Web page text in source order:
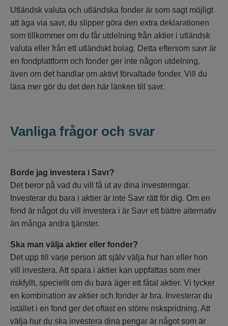
Utländsk valuta och utländska fonder är som sagt möjligt
att äga via savr, du slipper göra den extra deklarationen
som tillkommer om du får utdelning från aktier i utländsk
valuta eller från ett utländskt bolag. Detta eftersom savr är
en fondplattform och fonder ger inte någon utdelning,
även om det handlar om aktivt förvaltade fonder. Vill du
läsa mer gör du det den här länken till savr.
Vanliga frågor och svar
Borde jag investera i Savr?
Det beror på vad du vill få ut av dina investeringar.
Investerar du bara i aktier är inte Savr rätt för dig. Om en
fond är något du vill investera i är Savr ett bättre alternativ
än många andra tjänster.
Ska man välja aktier eller fonder?
Det upp till varje person att själv välja hur han eller hon
vill investera. Att spara i aktier kan uppfattas som mer
riskfyllt, speciellt om du bara äger ett fåtal aktier. Vi tycker
en kombination av aktier och fonder är bra. Investerar du
istället i en fond ger det oftast en större riskspridning. Att
välja hur du ska investera dina pengar är något som är